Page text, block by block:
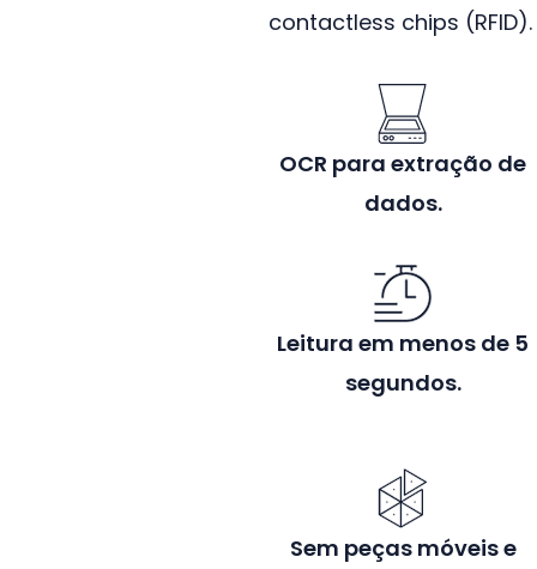
contactless chips (RFID).
OCR para extração de
dados.
Leitura em menos de 5
segundos.
Sem peças móveis e